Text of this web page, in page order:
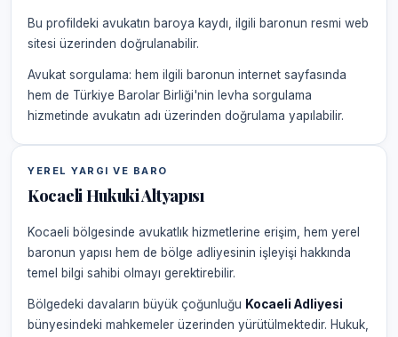
Bu profildeki avukatın baroya kaydı, ilgili baronun resmi web
sitesi üzerinden doğrulanabilir.
Avukat sorgulama: hem ilgili baronun internet sayfasında
hem de Türkiye Barolar Birliği'nin levha sorgulama
hizmetinde avukatın adı üzerinden doğrulama yapılabilir.
YEREL YARGI VE BARO
Kocaeli Hukuki Altyapısı
Kocaeli bölgesinde avukatlık hizmetlerine erişim, hem yerel
baronun yapısı hem de bölge adliyesinin işleyişi hakkında
temel bilgi sahibi olmayı gerektirebilir.
Bölgedeki davaların büyük çoğunluğu Kocaeli Adliyesi
bünyesindeki mahkemeler üzerinden yürütülmektedir. Hukuk,